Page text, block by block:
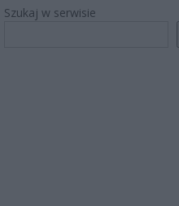
Szukaj w serwisie